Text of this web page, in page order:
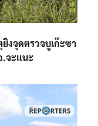
งจุดตรวจบูเก๊ะซา
.จะแนะ